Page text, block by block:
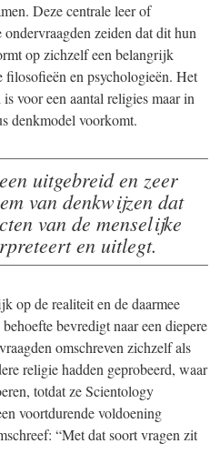
Deze centrale leer of
zeiden dat dit hun
op zichzelf een belangrijk
filosofieën en psychologieën. Het
voor een aantal religies maar in
denkmodel voorkomt.
uitgebreid en zeer
van denkwijzen dat
van de menselijke
en uitlegt.
op de realiteit en de daarmee
bevredigt naar een diepere
omschreven zichzelf als
religie hadden geprobeerd, waar
totdat ze Scientology
voortdurende voldoening
“Met dat soort vragen zit